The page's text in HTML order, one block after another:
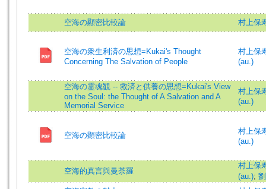
空海の顯密比較論 村上保
空海の衆生利済の思想=Kukai's Thought
Concerning The Salvation of People
村上保
(au.)
空海の霊魂観 -- 救済と供養の思想=Kukai's View
on the Soul: the Thought of A Salvation and A
Memorial Service
村上保
(au.)
空海の顕密比較論
村上保
(au.)
空海的真言與曼荼羅
村上保
(au.);